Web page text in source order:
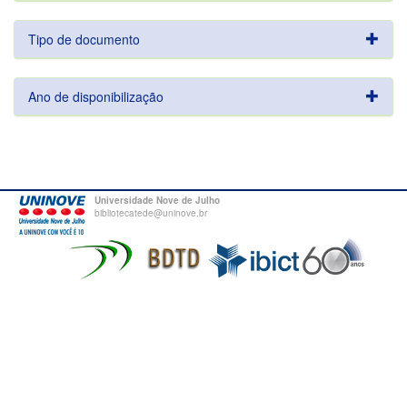
Tipo de documento
Ano de disponibilização
Universidade Nove de Julho
bibliotecatede@uninove.br